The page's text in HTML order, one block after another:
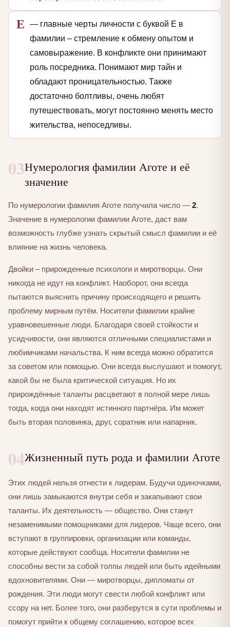
Е
— главные черты личности с буквой Е в
фамилии – стремление к обмену опытом и
самовыражение. В конфликте они принимают
роль посредника. Понимают мир тайн и
обладают проницательностью. Также
достаточно болтливы, очень любят
путешествовать, могут постоянно менять место
жительства, непоседливы.
03Нумерология фамилии Аготе и её
значение
По нумерологии фамилия Аготе получила число — 2.
Значение в нумерологии фамилии Аготе, даст вам
возможность глубже узнать скрытый смысл фамилии и её
влияние на жизнь человека.
Двойки – прирожденные психологи и миротворцы. Они
никогда не идут на конфликт. Наоборот, они всегда
пытаются выяснить причину происходящего и решить
проблему мирным путём. Носители фамилии крайне
уравновешенные люди. Благодаря своей стойкости и
усидчивости, они являются отличными специалистами и
любимчиками начальства. К ним всегда можно обратится
за советом или помощью. Они всегда выслушают и помогут,
какой бы не была критической ситуация. Но их
прирождённые таланты расцветают в полной мере лишь
тогда, когда они находят истинного партнёра. Им может
быть вторая половинка, друг, соратник или напарник.
04Жизненный путь рода и фамилии Аготе
Этих людей нельзя отнести к лидерам. Будучи одиночками,
они лишь замыкаются внутри себя и закапывают свои
таланты. Их деятельность — общество. Они станут
незаменимыми помощниками для лидеров. Чаще всего, они
вступают в группировки, организации или команды,
которые действуют сообща. Носители фамилии не
способны вести за собой толпы людей или быть идейными
вдохновителями. Они — миротворцы, дипломаты от
рождения. Эти люди могут свести любой конфликт или
ссору на нет. Более того, они разберутся в сути проблемы и
помогут прийти к общему соглашению, которое всех